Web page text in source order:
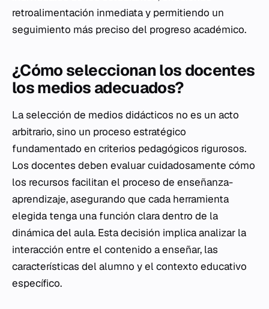
retroalimentación inmediata y permitiendo un
seguimiento más preciso del progreso académico.
¿Cómo seleccionan los docentes
los medios adecuados?
La selección de medios didácticos no es un acto
arbitrario, sino un proceso estratégico
fundamentado en criterios pedagógicos rigurosos.
Los docentes deben evaluar cuidadosamente cómo
los recursos facilitan el proceso de enseñanza-
aprendizaje, asegurando que cada herramienta
elegida tenga una función clara dentro de la
dinámica del aula. Esta decisión implica analizar la
interacción entre el contenido a enseñar, las
características del alumno y el contexto educativo
específico.